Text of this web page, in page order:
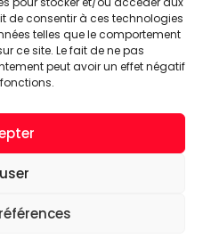
de consentir à ces technologies
telles que le comportement
ce site. Le fait de ne pas
peut avoir un effet négatif